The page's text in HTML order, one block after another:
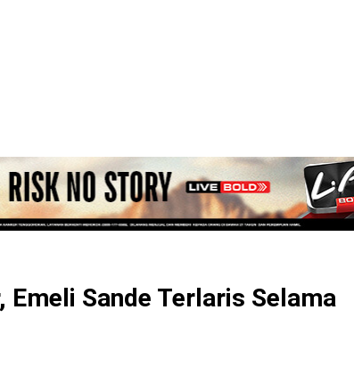
LOGIN
Emeli Sande Terlaris Selama